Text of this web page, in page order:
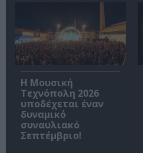
Η Μουσική
Τεχνόπολη 2026
υποδέχεται έναν
δυναμικό
συναυλιακό
Σεπτέμβριο!